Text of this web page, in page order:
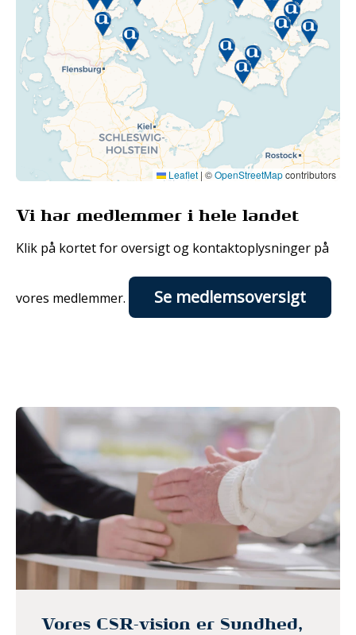
Leaflet | ©OpenStreetMapcontributors
Vi har medlemmer i hele landet
Klik på kortet for oversigt og kontaktoplysninger på
vores medlemmer. Se medlemsoversigt
Vores CSR-vision er Sundhed,